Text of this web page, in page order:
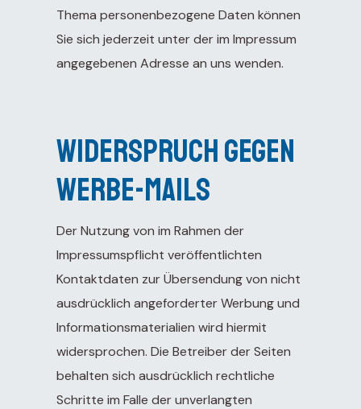
Thema personenbezogene Daten können
Sie sich jederzeit unter der im Impressum
angegebenen Adresse an uns wenden.
Widerspruch gegen
Werbe-Mails
Der Nutzung von im Rahmen der
Impressumspflicht veröffentlichten
Kontaktdaten zur Übersendung von nicht
ausdrücklich angeforderter Werbung und
Informationsmaterialien wird hiermit
widersprochen. Die Betreiber der Seiten
behalten sich ausdrücklich rechtliche
Schritte im Falle der unverlangten